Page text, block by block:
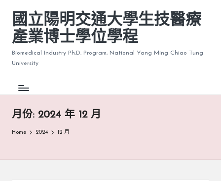
國立陽明交通大學生技醫療
產業博士學位學程
Biomedical Industry Ph.D. Program, National Yang Ming Chiao Tung
University
月份: 2024 年 12 月
Home 2024 12 月